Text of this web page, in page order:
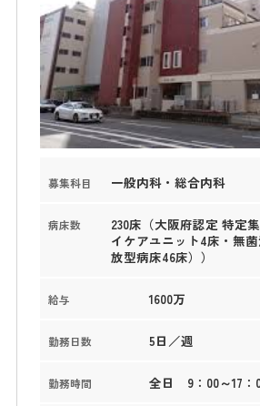
募集科目 一般内科・総合内科
病床数
230床（大阪府認定 特定
イケアユニット4床・無
放型病床46床））
給与 1600万
勤務日数 5日／週
勤務時間 全日 9：00～17：